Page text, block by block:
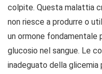
colpite. Questa malattia
non riesce a produrre o
un ormone fondamentale
glucosio nel sangue. Le
inadeguato della